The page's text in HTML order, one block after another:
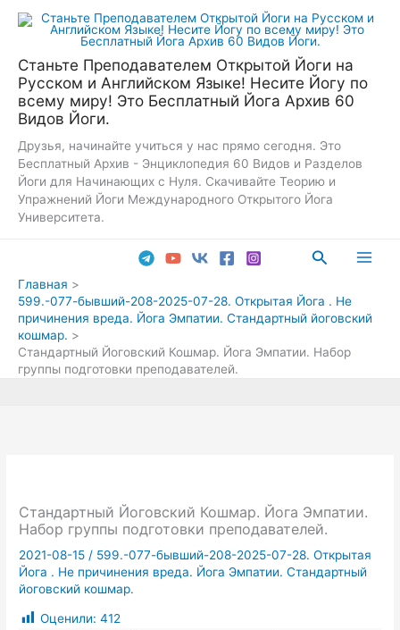
Перейти
Станьте Преподавателем Открытой Йоги на
Русском и Английском Языке! Несите Йогу по
всему миру! Это Бесплатный Йога Архив 60
Видов Йоги.
Друзья, начинайте учиться у нас прямо сегодня. Это
Бесплатный Архив - Энциклопедия 60 Видов и Разделов
Йоги для Начинающих с Нуля. Скачивайте Теорию и
Упражнений Йоги Международного Открытого Йога
Университета.
Поиск
Главная
599.-077-бывший-208-2025-07-28. Открытая Йога . Не
причинения вреда. Йога Эмпатии. Стандартный йоговский
кошмар.
Стандартный Йоговский Кошмар. Йога Эмпатии. Набор
группы подготовки преподавателей.
Стандартный Йоговский Кошмар. Йога Эмпатии.
Набор группы подготовки преподавателей.
2021-08-15 / 599.-077-бывший-208-2025-07-28. Открытая
Йога . Не причинения вреда. Йога Эмпатии. Стандартный
йоговский кошмар.
Оценили: 412